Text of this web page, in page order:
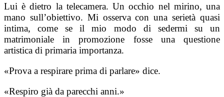
Lui è dietro la telecamera. Un occhio nel mirino, una
mano sull’obiettivo. Mi osserva con una serietà quasi
intima, come se il mio modo di sedermi su un
matrimoniale in promozione fosse una questione
artistica di primaria importanza.
«Prova a respirare prima di parlare» dice.
«Respiro già da parecchi anni.»